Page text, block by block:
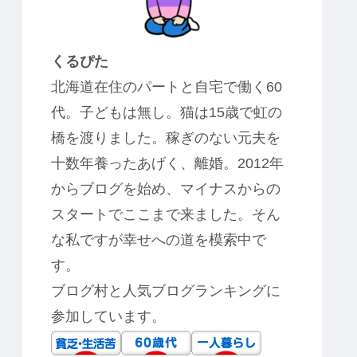
くるぴた
北海道在住のパートと自宅で働く60
代。子どもは無し。猫は15歳で虹の
橋を渡りました。稼ぎのない元夫を
十数年養ったあげく、離婚。2012年
からブログを始め、マイナスからの
スタートでここまで来ました。そん
な私ですが幸せへの道を模索中で
す。
ブログ村と人気ブログランキングに
参加しています。